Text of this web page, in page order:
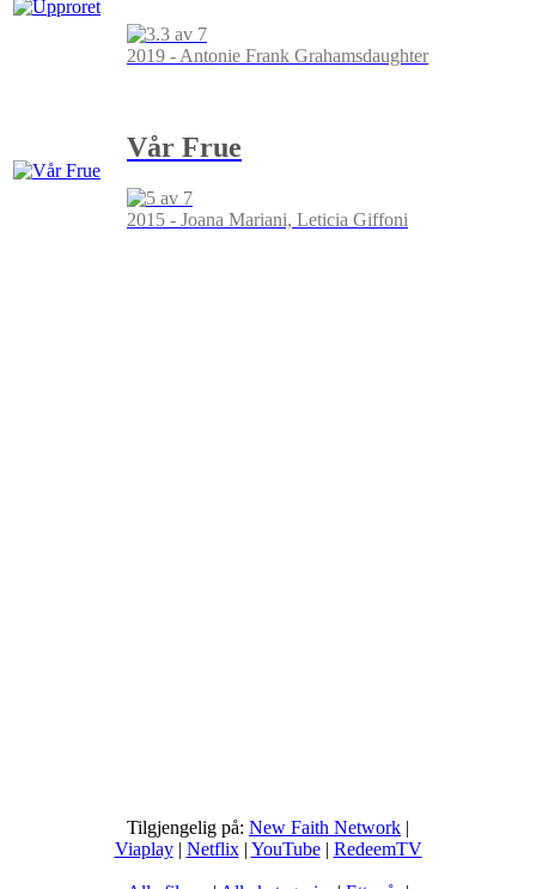
2019 - Antonie Frank Grahamsdaughter
Vår Frue
2015 - Joana Mariani, Leticia Giffoni
Tilgjengelig på: New Faith Network |
Viaplay| Netflix| YouTube| RedeemTV